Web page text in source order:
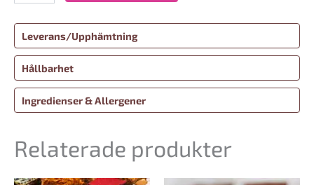
Leverans/Upphämtning
Hållbarhet
Ingredienser & Allergener
Relaterade produkter